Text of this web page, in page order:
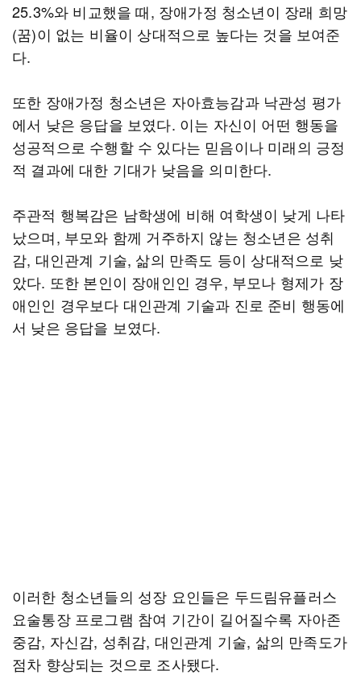
25.3%와 비교했을 때, 장애가정 청소년이 장래 희망
(꿈)이 없는 비율이 상대적으로 높다는 것을 보여준
다.
또한 장애가정 청소년은 자아효능감과 낙관성 평가
에서 낮은 응답을 보였다. 이는 자신이 어떤 행동을
성공적으로 수행할 수 있다는 믿음이나 미래의 긍정
적 결과에 대한 기대가 낮음을 의미한다.
주관적 행복감은 남학생에 비해 여학생이 낮게 나타
났으며, 부모와 함께 거주하지 않는 청소년은 성취
감, 대인관계 기술, 삶의 만족도 등이 상대적으로 낮
았다. 또한 본인이 장애인인 경우, 부모나 형제가 장
애인인 경우보다 대인관계 기술과 진로 준비 행동에
서 낮은 응답을 보였다.
이러한 청소년들의 성장 요인들은 두드림유플러스
요술통장 프로그램 참여 기간이 길어질수록 자아존
중감, 자신감, 성취감, 대인관계 기술, 삶의 만족도가
점차 향상되는 것으로 조사됐다.